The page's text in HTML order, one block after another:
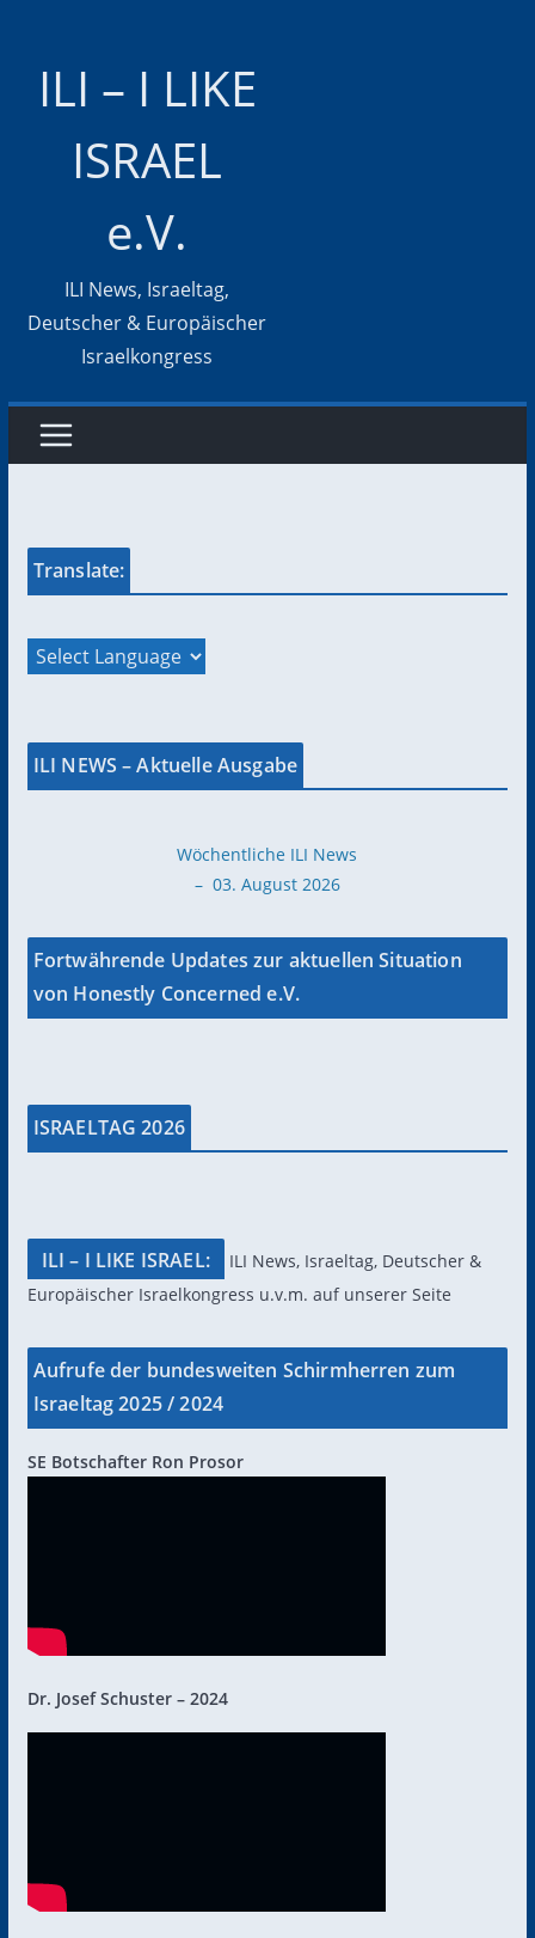
ILI – I LIKE
ISRAEL
e.V.
ILI News, Israeltag,
Deutscher & Europäischer
Israelkongress
Translate:
ILI NEWS – Aktuelle Ausgabe
Wöchentliche ILI News
– 03. August 2026
Fortwährende Updates zur aktuellen Situation
von Honestly Concerned e.V.
ISRAELTAG 2026
ILI – I LIKE ISRAEL:
ILI News, Israeltag, Deutscher &
Europäischer Israelkongress u.v.m. auf unserer Seite
Aufrufe der bundesweiten Schirmherren zum
Israeltag 2025 / 2024
SE Botschafter Ron Prosor
Dr. Josef Schuster – 2024